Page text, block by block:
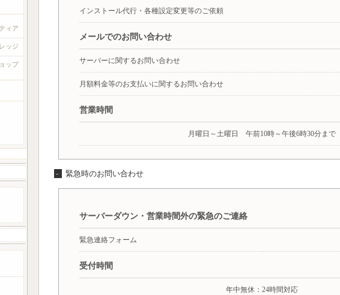
ィア
ッジ
ップ
インストール代行・各種設定変更等のご依頼
メールでのお問い合わせ
サーバーに関するお問い合わせ
月額料金等のお支払いに関するお問い合わせ
営業時間
月曜日～土曜日 午前10時～午後6時30分まで
- 緊急時のお問い合わせ
サーバーダウン・営業時間外の緊急のご連絡
緊急連絡フォーム
受付時間
年中無休：24時間対応